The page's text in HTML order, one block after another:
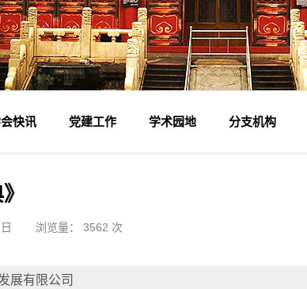
快讯
动态
要闻
党建工作 学术园地
学术活动
专家论坛
科研成果
理论视野
分支机构
浏览量： 3562 次
展有限公司